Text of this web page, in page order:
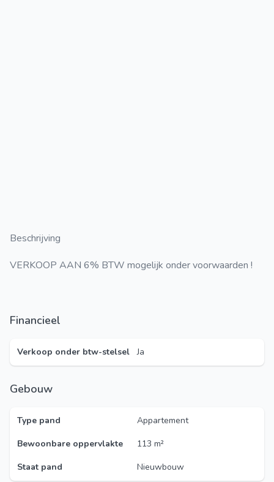
Beschrijving
VERKOOP AAN 6% BTW mogelijk onder voorwaarden !
Financieel
Verkoop onder btw-stelsel Ja
Gebouw
Type pand
Appartement
Bewoonbare oppervlakte
113 m²
Staat pand
Nieuwbouw